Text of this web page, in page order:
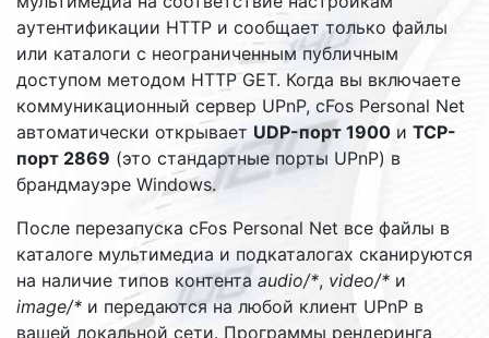
аутентификации HTTP и сообщает только файлы
или каталоги с неограниченным публичным
доступом методом HTTP GET. Когда вы включаете
коммуникационный сервер UPnP, cFos Personal Net
автоматически открывает UDP-порт 1900 и TCP-
порт 2869 (это стандартные порты UPnP) в
брандмауэре Windows.
После перезапуска cFos Personal Net все файлы в
каталоге мультимедиа и подкаталогах сканируются
на наличие типов контента audio/*, video/* и
image/* и передаются на любой клиент UPnP в
вашей локальной сети. Программы рендеринга